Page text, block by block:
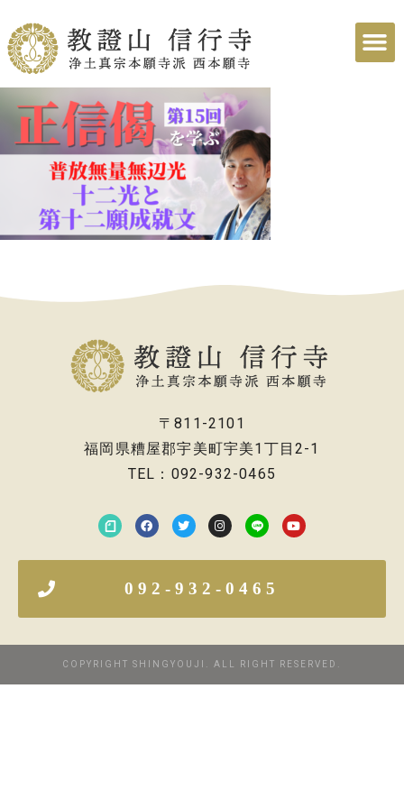
〒811-2101
福岡県糟屋郡宇美町宇美1丁目2-1
TEL：092-932-0465
092-932-0465
COPYRIGHT SHINGYOUJI. ALL RIGHT RESERVED.